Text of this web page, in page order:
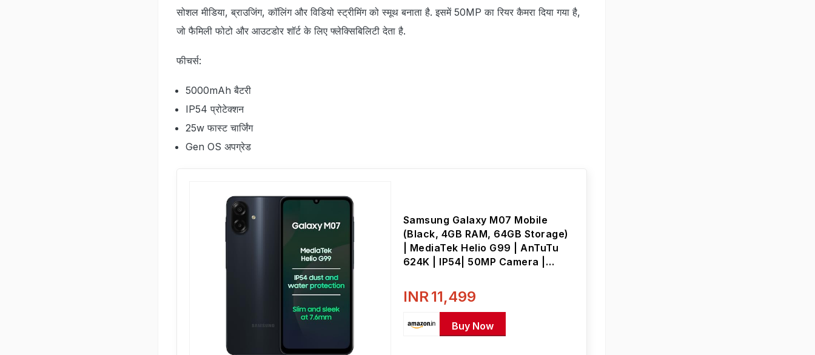
सोशल मीडिया, ब्राउजिंग, कॉलिंग और विडियो स्‍ट्रीमिंग को स्‍मूथ बनाता है. इसमें 50MP का रियर कैमरा दिया गया है,
जो फैमिली फोटो और आउटडोर शॉर्ट के लिए फ्लेक्सिबिलिटी देता है.
फीचर्स:
5000mAh बैटरी
IP54 प्रोटेक्‍शन
25w फास्‍ट चार्जिंग
Gen OS अपग्रेड
Samsung Galaxy M07 Mobile
(Black, 4GB RAM, 64GB Storage)
| MediaTek Helio G99 | AnTuTu
624K | IP54| 50MP Camera |
25W Fast Charging | 6 Gen OS
Upgrades | Without Charger
INR11,499
Buy Now